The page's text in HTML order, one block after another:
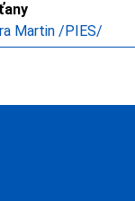
Martin /PIES/